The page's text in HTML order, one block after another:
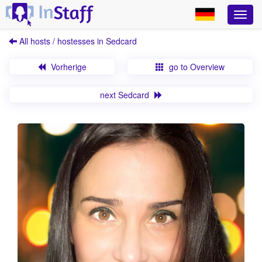
All hosts / hostesses in Sedcard
Vorherige go to Overview
next Sedcard